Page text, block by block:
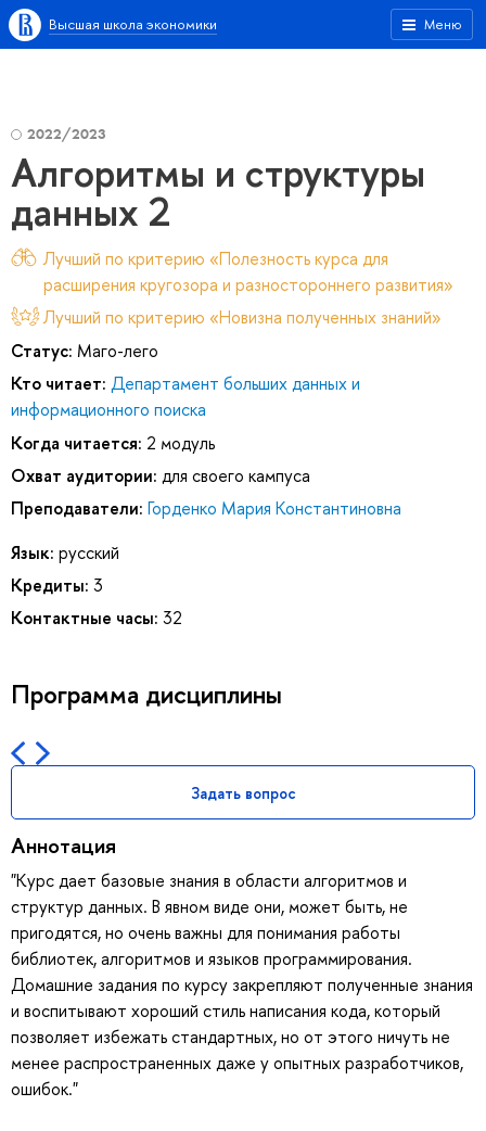
Меню
Высшая школа экономики
2022/2023
Алгоритмы и структуры
данных 2
Лучший по критерию «Полезность курса для
расширения кругозора и разностороннего развития»
Лучший по критерию «Новизна полученных знаний»
Статус: Маго-лего
Кто читает: Департамент больших данных и
информационного поиска
Когда читается: 2 модуль
Охват аудитории: для своего кампуса
Преподаватели: Горденко Мария Константиновна
Язык: русский
Кредиты: 3
Контактные часы: 32
Программа дисциплины
Задать вопрос
Аннотация
"Курс дает базовые знания в области алгоритмов и
структур данных. В явном виде они, может быть, не
пригодятся, но очень важны для понимания работы
библиотек, алгоритмов и языков программирования.
Домашние задания по курсу закрепляют полученные знания
и воспитывают хороший стиль написания кода, который
позволяет избежать стандартных, но от этого ничуть не
менее распространенных даже у опытных разработчиков,
ошибок."